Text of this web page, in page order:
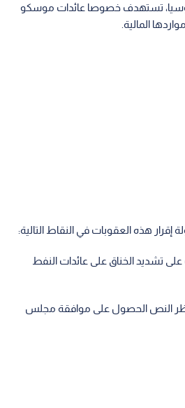
تستهدف خصوصا عائدات موسكو
المالية.
هذه العقوبات في النقاط التالية:
على تشديد الخناق على عائدات النفط
النص الحصول على موافقة مجلس